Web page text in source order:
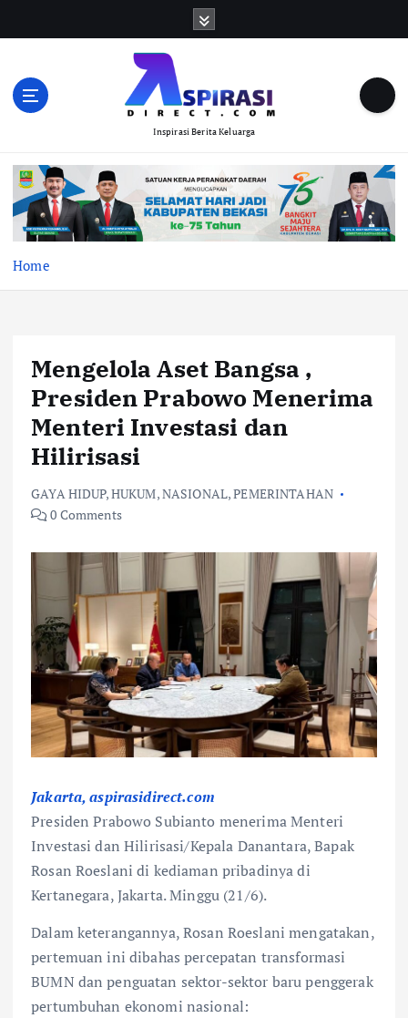
Inspirasi Berita Keluarga
Home
Mengelola Aset Bangsa ,
Presiden Prabowo Menerima
Menteri Investasi dan
Hilirisasi
GAYA HIDUP,HUKUM,NASIONAL,PEMERINTAHAN
0 Comments
Jakarta, aspirasidirect.com
Presiden Prabowo Subianto menerima Menteri
Investasi dan Hilirisasi/Kepala Danantara, Bapak
Rosan Roeslani di kediaman pribadinya di
Kertanegara, Jakarta. Minggu (21/6).
Dalam keterangannya, Rosan Roeslani mengatakan,
pertemuan ini dibahas percepatan transformasi
BUMN dan penguatan sektor-sektor baru penggerak
pertumbuhan ekonomi nasional: